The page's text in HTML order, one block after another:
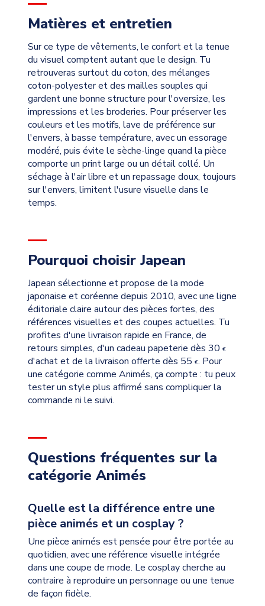
Matières et entretien
Sur ce type de vêtements, le confort et la tenue
du visuel comptent autant que le design. Tu
retrouveras surtout du coton, des mélanges
coton-polyester et des mailles souples qui
gardent une bonne structure pour l'oversize, les
impressions et les broderies. Pour préserver les
couleurs et les motifs, lave de préférence sur
l'envers, à basse température, avec un essorage
modéré, puis évite le sèche-linge quand la pièce
comporte un print large ou un détail collé. Un
séchage à l'air libre et un repassage doux, toujours
sur l'envers, limitent l'usure visuelle dans le
temps.
Pourquoi choisir Japean
Japean sélectionne et propose de la mode
japonaise et coréenne depuis 2010, avec une ligne
éditoriale claire autour des pièces fortes, des
références visuelles et des coupes actuelles. Tu
profites d'une livraison rapide en France, de
retours simples, d'un cadeau papeterie dès 30 €
d'achat et de la livraison offerte dès 55 €. Pour
une catégorie comme Animés, ça compte : tu peux
tester un style plus affirmé sans compliquer la
commande ni le suivi.
Questions fréquentes sur la
catégorie Animés
Quelle est la différence entre une
pièce animés et un cosplay ?
Une pièce animés est pensée pour être portée au
quotidien, avec une référence visuelle intégrée
dans une coupe de mode. Le cosplay cherche au
contraire à reproduire un personnage ou une tenue
de façon fidèle.